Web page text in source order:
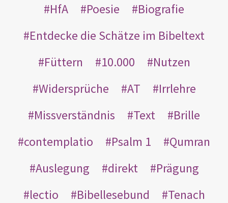
HfA
Poesie
Biografie
Entdecke die Schätze im Bibeltext
Füttern
10.000
Nutzen
Widersprüche
AT
Irrlehre
Missverständnis
Text
Brille
contemplatio
Psalm 1
Qumran
Auslegung
direkt
Prägung
lectio
Bibellesebund
Tenach